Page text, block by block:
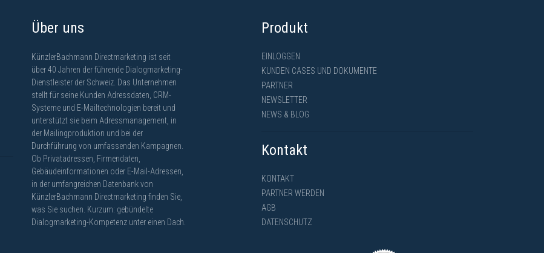
Über uns
KünzlerBachmann Directmarketing ist seit
über 40 Jahren der führende Dialogmarketing-
Dienstleister der Schweiz. Das Unternehmen
stellt für seine Kunden Adressdaten, CRM-
Systeme und E-Mailtechnologien bereit und
unterstützt sie beim Adressmanagement, in
der Mailingproduktion und bei der
Durchführung von umfassenden Kampagnen.
Ob Privatadressen, Firmendaten,
Gebäudeinformationen oder E-Mail-Adressen,
in der umfangreichen Datenbank von
KünzlerBachmann Directmarketing finden Sie,
was Sie suchen. Kurzum: gebündelte
Dialogmarketing-Kompetenz unter einen Dach.
Produkt
EINLOGGEN
KUNDEN CASES UND DOKUMENTE
PARTNER
NEWSLETTER
NEWS & BLOG
Kontakt
KONTAKT
PARTNER WERDEN
AGB
DATENSCHUTZ